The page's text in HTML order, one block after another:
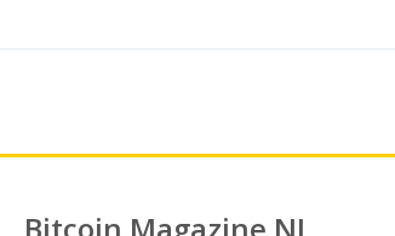
Bitcoin Magazine NL